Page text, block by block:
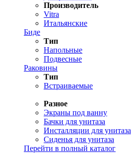
Производитель
Vitra
Итальянские
Биде
Тип
Напольные
Подвесные
Раковины
Тип
Встраиваемые
Разное
Экраны под ванну
Бачки для унитаза
Инсталляции для унитаза
Сиденья для унитаза
Перейти в полный каталог